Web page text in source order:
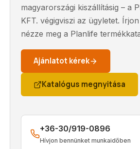
magyarországi kiszállításig – a
KFT. végigviszi az ügyletet.
nézze meg a Planlife
Ajánlatot kérek
Katalógus megnyitása
+36-30/919-0896
Hívjon bennünket munkaidőben